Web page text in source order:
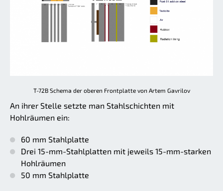
T-72B Schema der oberen Frontplatte von Artem Gavrilov
An ihrer Stelle setzte man Stahlschichten mit
Hohlräumen ein:
60 mm Stahlplatte
Drei 15-mm-Stahlplatten mit jeweils 15-mm-starken
Hohlräumen
50 mm Stahlplatte